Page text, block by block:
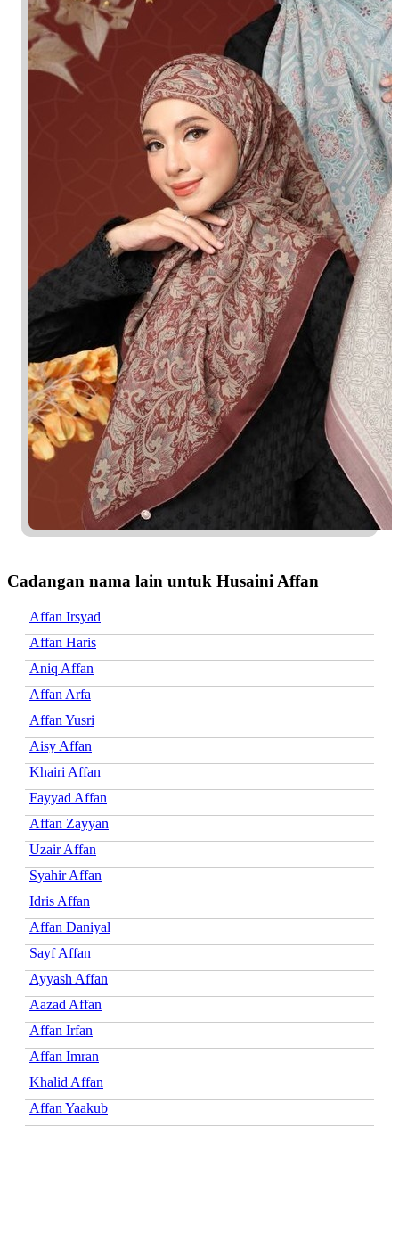
Cadangan nama lain untuk Husaini Affan
Affan Irsyad
Affan Haris
Aniq Affan
Affan Arfa
Affan Yusri
Aisy Affan
Khairi Affan
Fayyad Affan
Affan Zayyan
Uzair Affan
Syahir Affan
Idris Affan
Affan Daniyal
Sayf Affan
Ayyash Affan
Aazad Affan
Affan Irfan
Affan Imran
Khalid Affan
Affan Yaakub